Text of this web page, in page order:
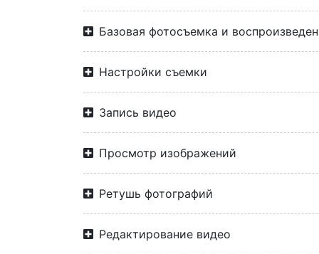
Базовая фотосъемка и
Настройки съемки
Запись видео
Просмотр изображений
Ретушь фотографий
Редактирование видео